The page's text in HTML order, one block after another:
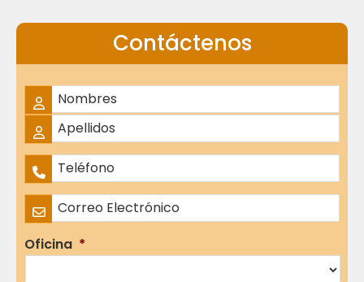
Contáctenos
Nombre Completo *
Nombres
Apellidos
Teléfono *
Correo Electrónico *
Oficina *